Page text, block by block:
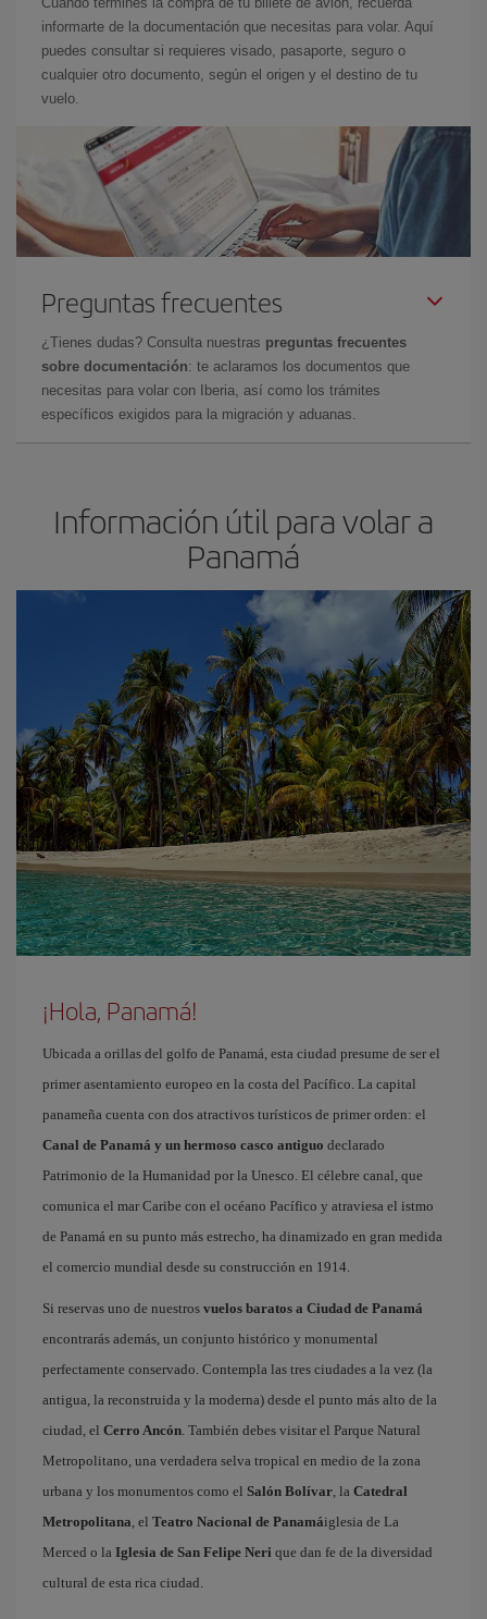
informarte de la documentación que necesitas para volar. Aquí
puedes consultar si requieres visado, pasaporte, seguro o
cualquier otro documento, según el origen y el destino de tu
vuelo.
Preguntas frecuentes
¿Tienes dudas? Consulta nuestras preguntas frecuentes
sobre documentación: te aclaramos los documentos que
necesitas para volar con Iberia, así como los trámites
específicos exigidos para la migración y aduanas.
Información útil para volar a
Panamá
¡Hola, Panamá!
Ubicada a orillas del golfo de Panamá, esta ciudad presume de ser el
primer asentamiento europeo en la costa del Pacífico. La capital
panameña cuenta con dos atractivos turísticos de primer orden: el
Canal de Panamá y un hermoso casco antiguo declarado
Patrimonio de la Humanidad por la Unesco. El célebre canal, que
comunica el mar Caribe con el océano Pacífico y atraviesa el istmo
de Panamá en su punto más estrecho, ha dinamizado en gran medida
el comercio mundial desde su construcción en 1914.
Si reservas uno de nuestros vuelos baratos a Ciudad de Panamá
encontrarás además, un conjunto histórico y monumental
perfectamente conservado. Contempla las tres ciudades a la vez (la
antigua, la reconstruida y la moderna) desde el punto más alto de la
ciudad, el Cerro Ancón. También debes visitar el Parque Natural
Metropolitano, una verdadera selva tropical en medio de la zona
urbana y los monumentos como el Salón Bolívar, la Catedral
Metropolitana, el Teatro Nacional de Panamáiglesia de La
Merced o la Iglesia de San Felipe Neri que dan fe de la diversidad
cultural de esta rica ciudad.